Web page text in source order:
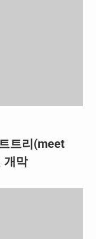
트리(meet
개막